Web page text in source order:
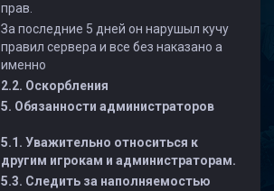
прав.
За последние 5 дней он нарушыл кучу
правил сервера и все без наказано а
именно
2.2. Оскорбления
5. Обязанности администраторов
5.1. Уважительно относиться к
другим игрокам и администраторам.
5.3. Следить за наполняемостью